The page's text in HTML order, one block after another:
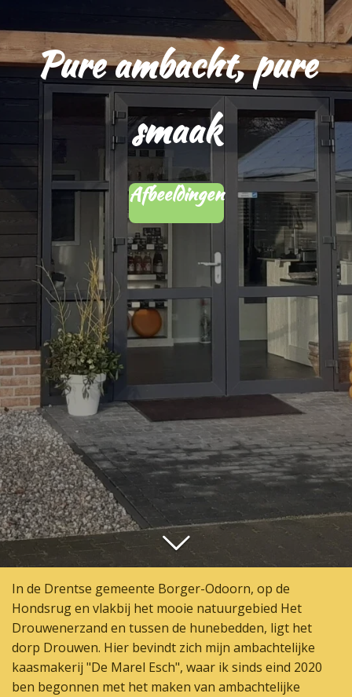
Pure ambacht, pure
smaak
Afbeeldingen
In de Drentse gemeente Borger-Odoorn, op de
Hondsrug en vlakbij het mooie natuurgebied Het
Drouwenerzand en tussen de hunebedden, ligt het
dorp Drouwen. Hier bevindt zich mijn ambachtelijke
kaasmakerij "De Marel Esch", waar ik sinds eind 2020
ben begonnen met het maken van ambachtelijke